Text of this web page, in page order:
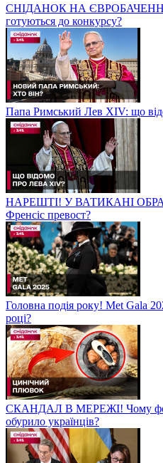
СНІДАНОК НА ЄВРОБАЧЕННІ!
готуються до конкурсу?
Папа Римський Лев XIV: що
НАРЕШТІ! У ВАТИКАНІ
Френсіс превост?
Головна подія року! Met Gala
році?
СКАНДАЛ В МЕРЕЖІ! Чому
обурило українців?